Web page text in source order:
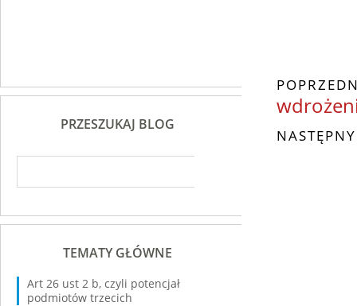
PRZESZUKAJ BLOG
TEMATY GŁÓWNE
Art 26 ust 2 b, czyli potencjał
podmiotów trzecich